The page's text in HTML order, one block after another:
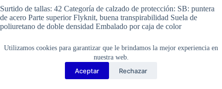
Utilizamos cookies para garantizar que le brindamos la mejor experiencia en
nuestra web.
Aceptar Rechazar
PUNTERA
DE
SEGURIDAD
SSH81SB.42
Surtido de tallas: 42 Categoría de calzado de protección: SB: puntera
de acero Parte superior Flyknit, buena transpirabilidad Suela de
poliuretano de doble densidad Embalado por caja de color
Copyright Barbosa Tools©